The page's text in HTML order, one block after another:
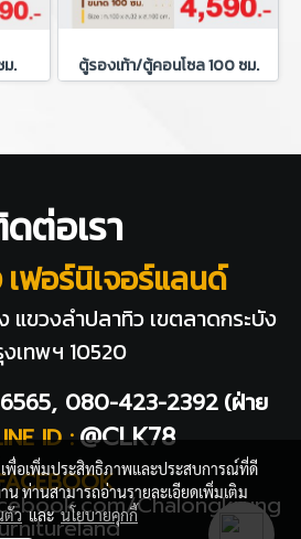
. ตู้รองเท้า/ตู้คอนโซล 100 ซม.
ต่อเรา
ฟอร์นิเจอร์แลนด์
แขวงลำปลาทิว เขตลาดกระบัง
เทพฯ 10520
080-423-2392 (ฝ่าย
ID : @CLK78
Chalongkrung
เพื่อเพิ่มประสิทธิภาพและประสบการณ์ที่ดี
น ท่านสามารถอ่านรายละเอียดเพิ่มเติม
ตัวและนโยบายคุกกี้